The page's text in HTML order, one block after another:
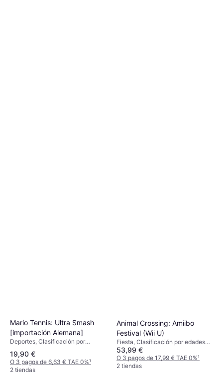
Mario Tennis: Ultra Smash
[importación Alemana]
Deportes, Clasificación por
19,90 €
O 3 pagos de 6,63 € TAE 0%¹
2 tiendas
Animal Crossing: Amiibo
Festival (Wii U)
Fiesta, Clasificación por edades
PEGI: 3
53,99 €
O 3 pagos de 17,99 € TAE 0%¹
2 tiendas